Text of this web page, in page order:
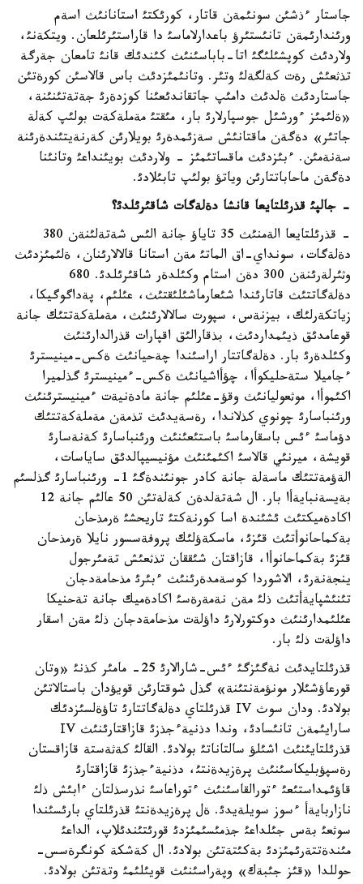
جاستار ءذشئن سونئمةن قاتار، كورئكتئ استانانئث اسةم
ورئندارئمةن تانئستئرؤ باعدارلاماسئ دا قاراستئرئلعان. ويتكةنئ،
ولاردئث كوپشئلئگئ اتا-باباسئنئث كئندئك قانئ تامعان جةرگة
تذثعئش رةت كةلگةلئ وتئر. وتانئمئزدئث باس قالاسئن كورةتئن
جاستاردئث ةلدئث دامئپ جاتقاندئعئنا كوزدةرئ جةتةتئنئنة،
«ةلئمئز ءورشئل جوسپارلارئ بار، مئقتئ مةملةكةت بولئپ كةلة
جاتئر» دةگةن ماقتانئش سةزئمدةرئ بويلارئن كةرنةيتئندةرئنة
سةنةمئن. ءبئزدئث ماقساتئمئز - ولاردئث بويئنداعئ وتانئنا
دةگةن ماحاباتتارئن وياتؤ بولئپ تابئلادئ.
- جالپئ قذرئلتايعا قانشا دةلةگات شاقئرئلدئ؟
- قذرئلتايعا الةمنئث 35 تاياؤ جانة الئس شةتةلئنةن 380
دةلةگات، سونداي-اق الماتئ مةن استانا قالالارئنان، ةلئمئزدئث
وثئرلةرئنةن 300 دةن استام وكئلدةر شاقئرئلدئ. 680
دةلةگاتتئث قاتارئندا شئعارماشئلئقتئث، عئلئم، پةداگوگيكا،
زياتكةرلئك، بيزنةس، سپورت سالالارئنئث، مةملةكةتتئك جانة
قوعامدئق ذيئمداردئث، بذقارالئق اقپارات قذرالدارئنئث
وكئلدةرئ بار. دةلةگاتتار اراسئندا چةحيانئث ةكس-مينيسترئ
ءجاميلا ستةحليكوأا، چؤأاشيانئث ةكس-ءمينيسترئ گذلميرا
اكئموأا، موثعوليانئث وقؤ-عئلئم جانة مادةنيةت ءمينيسترئنئث
ورئنباسارئ چونوي كذلاندا، رةسةيدئث تذمةن مةملةكةتتئك
دؤماسئ ءئس باسقارماسئ باستئعئنئث ورئنباسارئ كةنةسارئ
قويشة، ميرنئي قالاسئ اكئمئنئث مؤنيسيپالدئق ساياسات،
الةؤمةتتئك ماسةلة جانة كادر جونئندةگئ 1- ورئنباسارئ گذلسئم
بةيسةنبايةأا بار. ال شةتةلدةن كةلةتئن 50 عالئم جانة 12
اكادةميكتئث ئشئندة اسا كورنةكتئ تاريحشئ ةرمذحان
بةكماحانوأتئث قئزئ، ماسكةؤلئك پروفةسسور نايلا ةرمذحان
قئزئ بةكماحانوأا، قازاقتان شئققان تذثعئش تةمئرجول
ينجةنةرئ، الاشوردا كوسةمدةرئنئث ءبئرئ مذحامةدجان
تئنئشپايةأتئث ذلئ مةن نةمةرةسئ اكادةميك جانة تةحنيكا
عئلئمدارئنئث دوكتورلارئ داؤلةت مذحامةدجان ذلئ مةن اسقار
داؤلةت ذلئ بار.
قذرئلتايدئث نةگئزگئ ءئس-شارالارئ 25- مامئر كذنئ «وتان
قورعاؤشئلار مونؤمةنتئنة» گذل شوقتارئن قويؤدان باستالاتئن
بولادئ. ودان سوث ІV قذرئلتاي دةلةگاتتارئ تاؤةلسئزدئك
سارايئمةن تانئسادئ، وندا دذنيةءجذزئ قازاقتارئنئث ІV
قذرئلتايئنئث اشئلؤ سالتاناتئ بولادئ. القالئ كةثةستة قازاقستان
رةسپؤبليكاسئنئث پرةزيدةنتئ، دذنيةءجذزئ قازاقتارئ
قاؤئمداستئعئ ءتورالقاسئنئث ءتوراعاسئ نذرسذلتان ءابئش ذلئ
نازاربايةأ ءسوز سويلةيدئ. ةل پرةزيدةنتئ قذرئلتاي بارئسئندا
سوثعئ بةس جئلداعئ جذمئسئمئزدئ قورئتئندئلاپ، الداعئ
مئندةتتةرئمئزدئ بةكئتةتئن بولادئ. ال كةشكة كونگرةسس-
حوللدا «قئز جئبةك» وپةراسئنئث قويئلئمئ وتةتئن بولادئ.